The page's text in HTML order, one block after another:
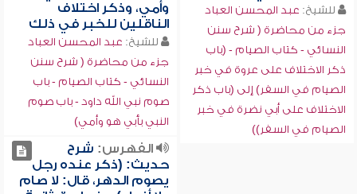
للشيخ: عبد المحسن العباد
جزء من محاضرة ( شرح سنن
النسائي - كتاب الصيام - (باب
ذكر الاختلاف على عروة في خبر
الصيام في السفر) إلى (باب ذكر
الاختلاف على أبي نضرة في خبر
الصيام في السفر))
وأمي، وذكر اختلاف
الناقلين للخبر في ذلك
للشيخ: عبد المحسن العباد
جزء من محاضرة ( شرح سنن
النسائي - كتاب الصيام - باب
صوم نبي الله داود - باب صوم
النبي بأبي هو وأمي)
الفهرس: شرح
حديث: (ذكر عنده رجل
يصوم الدهر، قال: لا صام